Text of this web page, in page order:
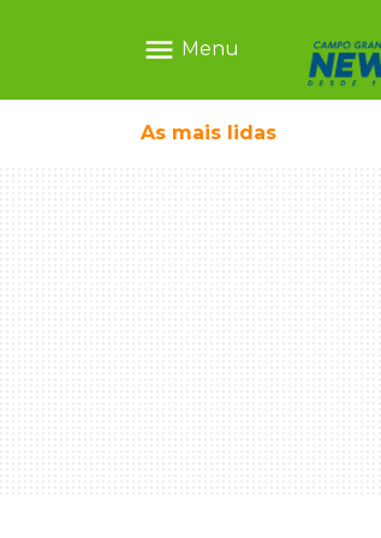
menu Menu
As mais lidas
ganhar dia oficial em MS